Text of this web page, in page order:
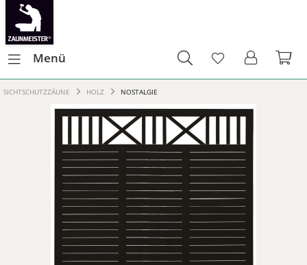
Menü
SICHTSCHUTZZÄUNE HOLZ NOSTALGIE